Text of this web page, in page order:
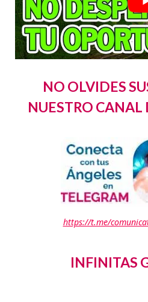
NO OLVIDES
NUESTRO CANAL
https://t.me/
INFINITAS